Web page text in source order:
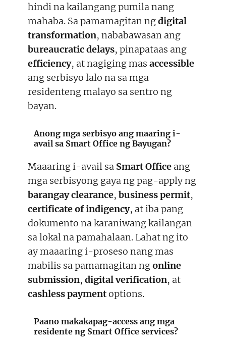
hindi na kailangang pumila nang
mahaba. Sa pamamagitan ngdigital
transformation, nababawasan ang
bureaucratic delays, pinapataas ang
efficiency, at nagiging mas accessible
ang serbisyo lalo na sa mga
residenteng malayo sa sentro ng
bayan.
Anong mga serbisyo ang maaring i-
avail sa Smart Office ng Bayugan?
Maaaring i-avail sa Smart Office ang
mga serbisyong gaya ng pag-apply ng
barangay clearance, business permit,
certificate of indigency, at iba pang
dokumento na karaniwang kailangan
sa lokal na pamahalaan. Lahat ng ito
ay maaaring i-proseso nang mas
mabilis sa pamamagitan ngonline
submission, digital verification, at
cashless paymentoptions.
Paano makakapag-access ang mga
residente ng Smart Office services?